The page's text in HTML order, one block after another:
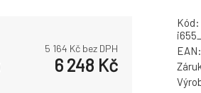
5 164 Kč bez DPH
6 248 Kč
Kód:
EAN: